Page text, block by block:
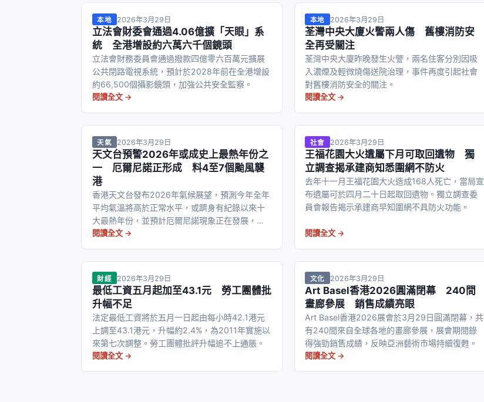
本地 2026年3月29日
立法會財委會通過4.06億擴「天眼」系
統 全港增設約六萬六千個鏡頭
立法會財務委員會通過撥款四億零六百萬元擴展
公共閉路電視系統，預計於2028年前在全港增設
約66,500個攝影鏡頭，加強公共安全監察。
閱讀全文 →
本地 2026年3月29日
荃灣中央大廈火警兩人傷 舊樓消防安
全再受關注
荃灣中央大廈昨晚發生火警，兩名住客分別因吸
入濃煙及輕微燒傷送院治理，事件再度引起社會
對舊樓消防安全的關注。
閱讀全文 →
天氣 2026年3月29日
天文台預警2026年或成史上最熱年份之
一 厄爾尼諾正形成 料4至7個颱風襲
港
香港天文台發布2026年氣候展望，預測今年全年
平均氣溫將高於正常水平，或躋身有紀錄以來十
大最熱年份，並預計厄爾尼諾現象正在發展，全
年或有4至7個熱帶氣旋進入本港500公里範圍。
閱讀全文 →
社會 2026年3月29日
王福花園大火遺屬下月可取回遺物 獨
立調查揭承建商知悉圍網不防火
去年十一月王福花園大火造成168人死亡，當局宣
布遺屬可於四月二十日起取回遺物。獨立調查委
員會報告揭示承建商早知圍網不具防火功能。
閱讀全文 →
財經 2026年3月29日
最低工資五月起加至43.1元 勞工團體批
升幅不足
法定最低工資將於五月一日起由每小時42.1港元
上調至43.1港元，升幅約2.4%，為2011年實施以
來第七次調整。勞工團體批評升幅追不上通脹。
閱讀全文 →
文化 2026年3月29日
Art Basel香港2026圓滿閉幕 240間
畫廊參展 銷售成績亮眼
Art Basel香港2026展會於3月29日圓滿閉幕，共
有240間來自全球各地的畫廊參展，展會期間錄
得強勁銷售成績，反映亞洲藝術市場持續復甦。
閱讀全文 →